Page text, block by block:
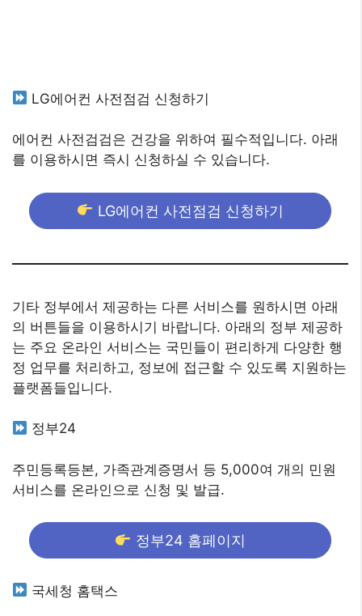
LG에어컨 사전점검 신청하기
에어컨 사전검검은 건강을 위하여 필수적입니다. 아래
를 이용하시면 즉시 신청하실 수 있습니다.
LG에어컨 사전점검 신청하기
기타 정부에서 제공하는 다른 서비스를 원하시면 아래
의 버튼들을 이용하시기 바랍니다. 아래의 정부 제공하
는 주요 온라인 서비스는 국민들이 편리하게 다양한 행
정 업무를 처리하고, 정보에 접근할 수 있도록 지원하는
플랫폼들입니다.
정부24
주민등록등본, 가족관계증명서 등 5,000여 개의 민원
서비스를 온라인으로 신청 및 발급.
정부24 홈페이지
국세청 홈택스